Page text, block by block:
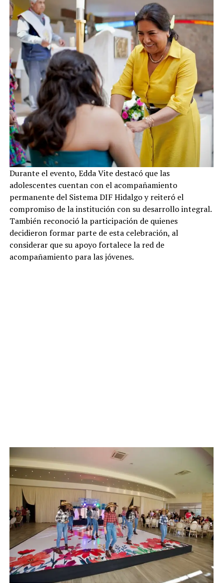
Durante el evento, Edda Vite destacó que las
adolescentes cuentan con el acompañamiento
permanente del Sistema DIF Hidalgo y reiteró el
compromiso de la institución con su desarrollo integral.
También reconoció la participación de quienes
decidieron formar parte de esta celebración, al
considerar que su apoyo fortalece la red de
acompañamiento para las jóvenes.